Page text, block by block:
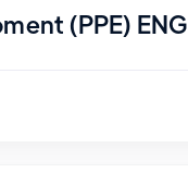
(PPE) ENG